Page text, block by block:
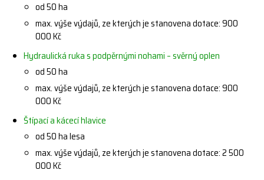
od 50 ha
max. výše výdajů, ze kterých je stanovena dotace: 900
000 Kč
Hydraulická ruka s podpěrnými nohami – svěrný oplen
od 50 ha
max. výše výdajů, ze kterých je stanovena dotace: 900
000 Kč
Štípací a kácecí hlavice
od 50 ha lesa
max. výše výdajů, ze kterých je stanovena dotace: 2 500
000 Kč